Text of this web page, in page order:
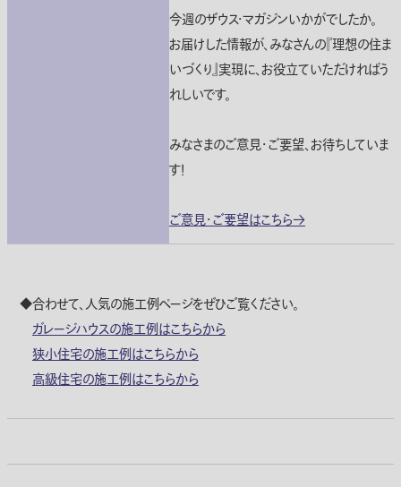
今週のザウス・マガジンいかがでしたか。
お届けした情報が、みなさんの『理想の住ま
いづくり』実現に、お役立ていただければう
れしいです。
みなさまのご意見・ご要望、お待ちしていま
す！
ご意見・ご要望はこちら→
◆合わせて、人気の施工例ページをぜひご覧ください。
ガレージハウスの施工例はこちらから
狭小住宅の施工例はこちらから
高級住宅の施工例はこちらから